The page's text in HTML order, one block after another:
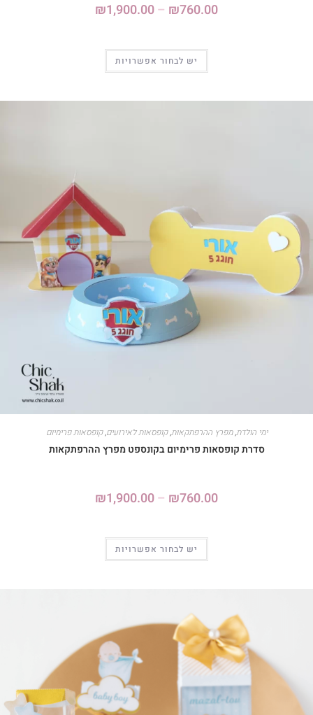
₪760.00
–
₪1,900.00
יש לבחור אפשרויות
ימי הולדת,מפרץ ההרפתקאות,קופסאות לאירועים,קופסאות פרימיום
סדרת קופסאות פרימיום בקונספט מפרץ ההרפתקאות
₪760.00
–
₪1,900.00
יש לבחור אפשרויות